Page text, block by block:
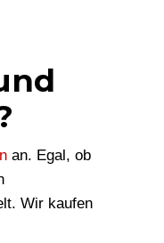
an. Egal, ob
Wir kaufen